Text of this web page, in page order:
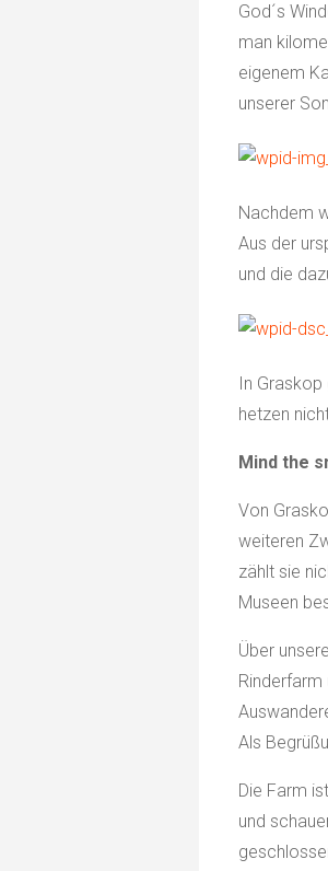
God´s
man
eigenem
unserer
Nachdem
Aus der
und die
In
hetzen
Mind the
Von
weiteren
zählt sie
Museen
Über
Rinderfarm
Als
Die Farm
und